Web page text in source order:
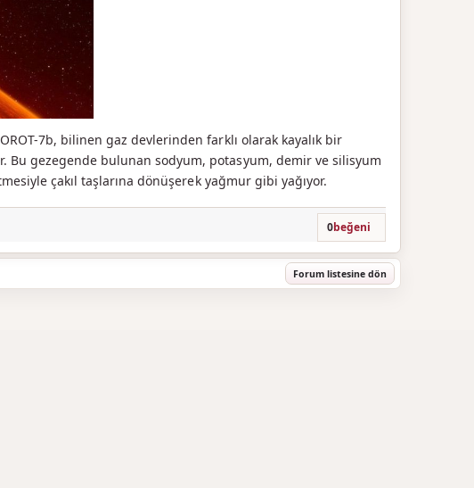
7b, bilinen gaz devlerinden farklı olarak kayalık bir
gezegende bulunan sodyum, potasyum, demir ve silisyum
çakıl taşlarına dönüşerek yağmur gibi yağıyor.
0beğeni
Forum listesine dön